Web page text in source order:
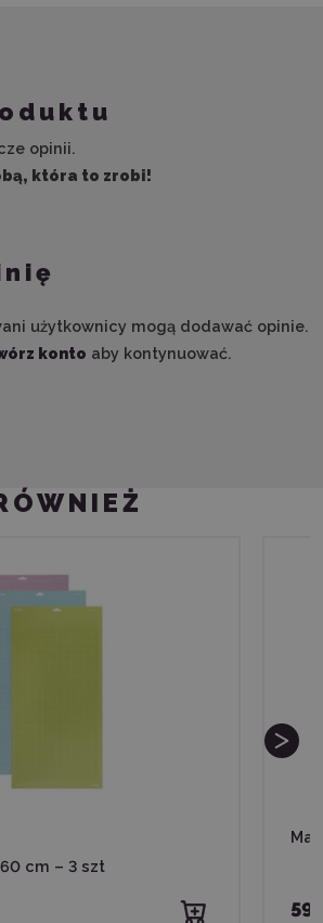
opinii.
która to zrobi!
użytkownicy mogą dodawać opinie.
konto aby kontynuować.
cm – 3 szt